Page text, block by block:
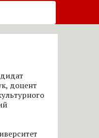
доцент